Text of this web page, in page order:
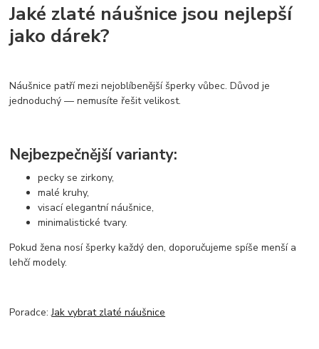
Jaké zlaté náušnice jsou nejlepší
jako dárek?
Náušnice patří mezi nejoblíbenější šperky vůbec. Důvod je
jednoduchý — nemusíte řešit velikost.
Nejbezpečnější varianty:
pecky se zirkony,
malé kruhy,
visací elegantní náušnice,
minimalistické tvary.
Pokud žena nosí šperky každý den, doporučujeme spíše menší a
lehčí modely.
Poradce:Jak vybrat zlaté náušnice